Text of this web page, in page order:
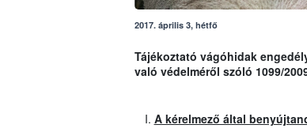
2017. április 3, hétfő
Tájékoztató vágóhidak
való védelméről szóló 1099/
A kérelmező által